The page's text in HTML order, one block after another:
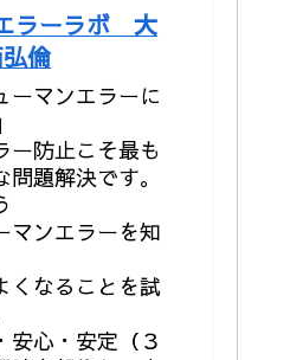
ラーラボ 大
倫
ーマンエラーに
ー防止こそ最も
題解決です。
マンエラーを知
くなることを試
安心・安定（３